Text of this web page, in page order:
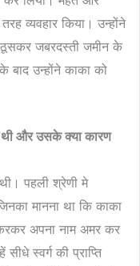
व्यवहार किया। उन्होंने
जबरदस्ती जमीन के
बाद उन्होंने काका को
थी और उसके क्या कारण
पहली श्रेणी मे
मानना था कि काका
अपना नाम अमर कर
स्वर्ग की प्राप्ति